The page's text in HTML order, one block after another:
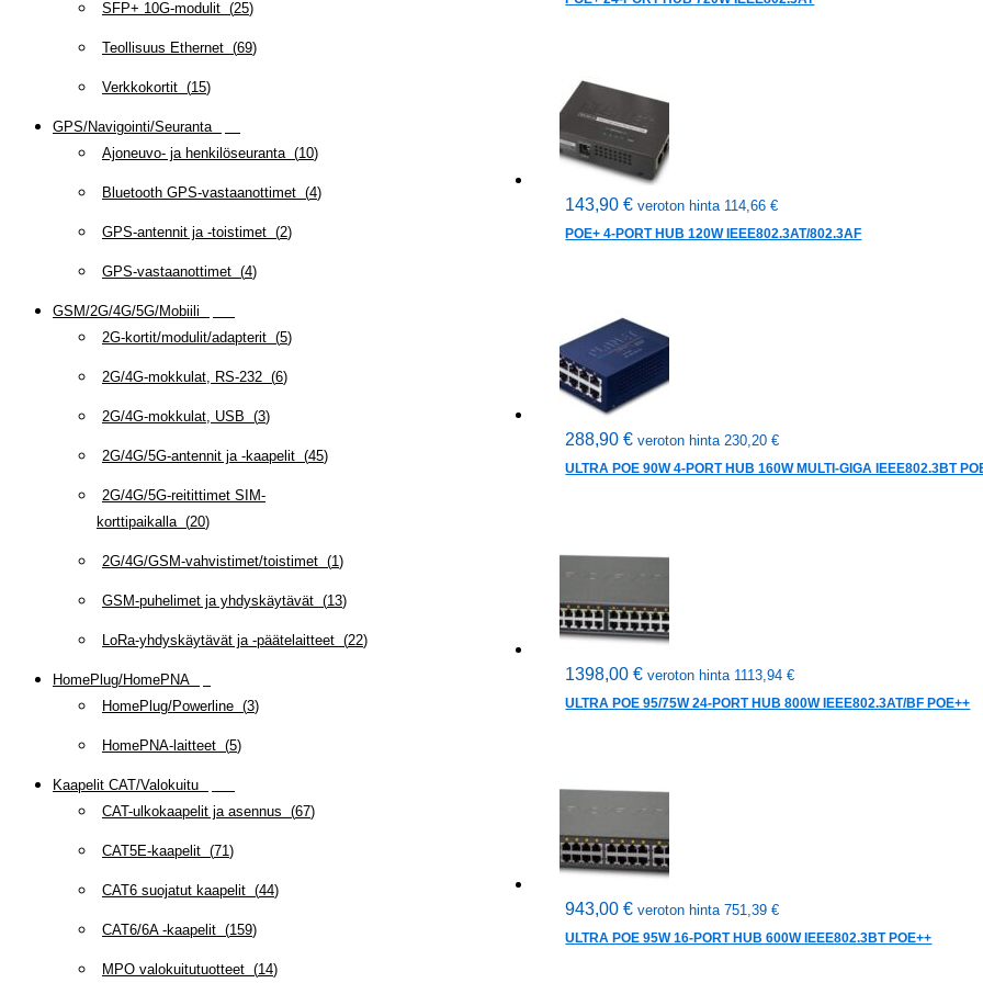
SFP+ 10G-modulit (25)
Teollisuus Ethernet (69)
Verkkokortit (15)
GPS/Navigointi/Seuranta
Ajoneuvo- ja henkilöseuranta (10)
Bluetooth GPS-vastaanottimet (4)
GPS-antennit ja -toistimet (2)
GPS-vastaanottimet (4)
GSM/2G/4G/5G/Mobiili
2G-kortit/modulit/adapterit (5)
2G/4G-mokkulat, RS-232 (6)
2G/4G-mokkulat, USB (3)
2G/4G/5G-antennit ja -kaapelit (45)
2G/4G/5G-reitittimet SIM-
korttipaikalla (20)
2G/4G/GSM-vahvistimet/toistimet (1)
GSM-puhelimet ja yhdyskäytävät (13)
LoRa-yhdyskäytävät ja -päätelaitteet (22)
HomePlug/HomePNA
HomePlug/Powerline (3)
HomePNA-laitteet (5)
Kaapelit CAT/Valokuitu
CAT-ulkokaapelit ja asennus (67)
CAT5E-kaapelit (71)
CAT6 suojatut kaapelit (44)
CAT6/6A -kaapelit (159)
MPO valokuitutuotteet (14)
143,90€ veroton hinta 114,66€
POE+ 4-PORT HUB 120W IEEE802.3AT/802.3AF
288,90€ veroton hinta230,20€
ULTRA POE 90W 4-PORT HUB 160W MULTI-GIGA IEEE802.3BT
1398,00€ veroton hinta 1113,94€
ULTRA POE 95/75W 24-PORT HUB 800W IEEE802.3AT/BF POE++
943,00€ veroton hinta751,39€
ULTRA POE 95W 16-PORT HUB 600W IEEE802.3BT POE++